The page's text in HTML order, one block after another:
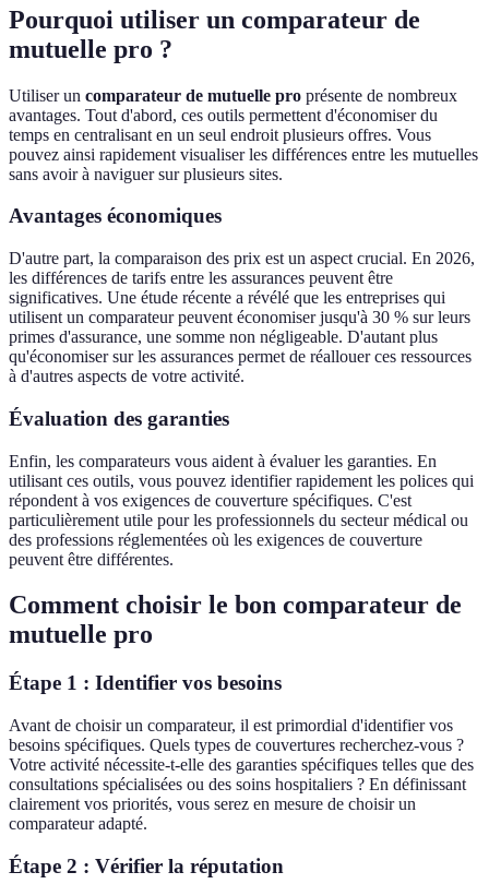
Pourquoi utiliser un comparateur de
mutuelle pro ?
Utiliser un comparateur de mutuelle pro présente de nombreux
avantages. Tout d'abord, ces outils permettent d'économiser du
temps en centralisant en un seul endroit plusieurs offres. Vous
pouvez ainsi rapidement visualiser les différences entre les mutuelles
sans avoir à naviguer sur plusieurs sites.
Avantages économiques
D'autre part, la comparaison des prix est un aspect crucial. En 2026,
les différences de tarifs entre les assurances peuvent être
significatives. Une étude récente a révélé que les entreprises qui
utilisent un comparateur peuvent économiser jusqu'à 30 % sur leurs
primes d'assurance, une somme non négligeable. D'autant plus
qu'économiser sur les assurances permet de réallouer ces ressources
à d'autres aspects de votre activité.
Évaluation des garanties
Enfin, les comparateurs vous aident à évaluer les garanties. En
utilisant ces outils, vous pouvez identifier rapidement les polices qui
répondent à vos exigences de couverture spécifiques. C'est
particulièrement utile pour les professionnels du secteur médical ou
des professions réglementées où les exigences de couverture
peuvent être différentes.
Comment choisir le bon comparateur de
mutuelle pro
Étape 1 : Identifier vos besoins
Avant de choisir un comparateur, il est primordial d'identifier vos
besoins spécifiques. Quels types de couvertures recherchez-vous ?
Votre activité nécessite-t-elle des garanties spécifiques telles que des
consultations spécialisées ou des soins hospitaliers ? En définissant
clairement vos priorités, vous serez en mesure de choisir un
comparateur adapté.
Étape 2 : Vérifier la réputation